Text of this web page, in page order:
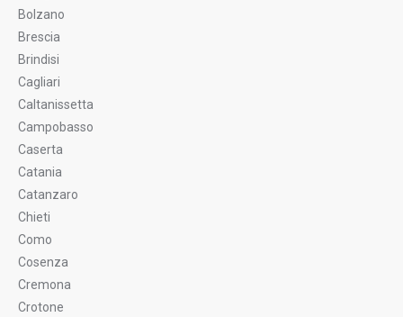
Bolzano
Brescia
Brindisi
Cagliari
Caltanissetta
Campobasso
Caserta
Catania
Catanzaro
Chieti
Como
Cosenza
Cremona
Crotone